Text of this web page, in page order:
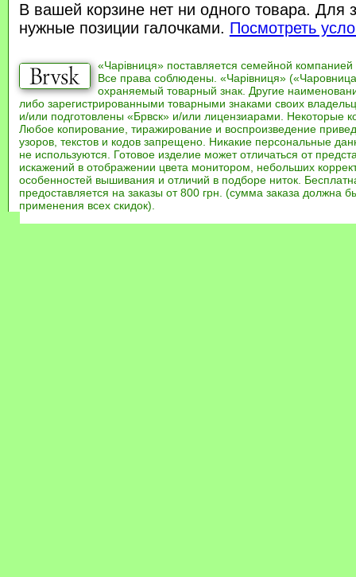
В вашей корзине нет ни одного товара. Для
нужные позиции галочками. Посмотреть
«Чарівниця» поставляется семейной компанией
Все права соблюдены. «Чарівниця»
охраняемый товарный знак. Другие
либо зарегистрированными товарными знаками своих
и/или подготовлены «Брвск» и/или лицензиарами. Некоторые
Любое копирование, тиражирование и воспроизведение
узоров, текстов и кодов запрещено. Никакие персональные
не используются. Готовое изделие может отличаться от
искажений в отображении цвета монитором, небольших
особенностей вышивания и отличий в подборе ниток.
предоставляется на заказы от 800 грн. (сумма заказа должна
применения всех скидок).